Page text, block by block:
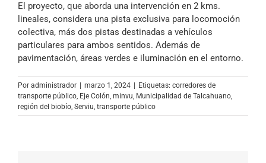
audio
El proyecto, que aborda una intervención en 2 kms.
lineales, considera una pista exclusiva para locomoción
colectiva, más dos pistas destinadas a vehículos
particulares para ambos sentidos. Además de
pavimentación, áreas verdes e iluminación en el entorno.
Por administrador marzo 1, 2024 Etiquetas: corredores de
transporte público, Eje Colón, minvu, Municipalidad de Talcahuano,
región del biobío, Serviu, transporte público